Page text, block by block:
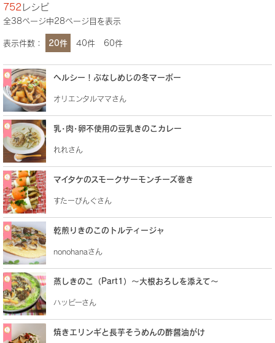
752 レシピ
全38ページ中28ページ目を表示
表示件数： 20件 40件 60件
ヘルシー！ぶなしめじの冬マーボー
オリエンタルママさん
乳･肉･卵不使用の豆乳きのこカレー
れれさん
マイタケのスモークサーモンチーズ巻き
すたーびんぐさん
乾煎りきのこのトルティージャ
nonohanaさん
蒸しきのこ（Part1）～大根おろしを添えて～
ハッピーさん
焼きエリンギと長芋そうめんの酢醤油がけ